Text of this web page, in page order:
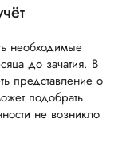
необходимые
до зачатия. В
представление о
подобрать
не возникло